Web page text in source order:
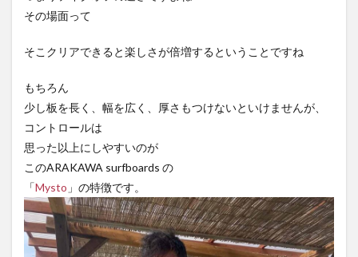
その場面って
そこクリアできると楽しさが倍増するということですね
もちろん
少し板を長く、幅を広く、厚さもつけないといけませんが、
コントロールは
思った以上にしやすいのが
このARAKAWA surfboards の
「Mysto 」の特徴です。